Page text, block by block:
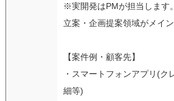
※実開発はPMが担当します
立案・企画提案領域がメイ
【案件例・顧客先】
・スマートフォンアプリ(ク
細等)